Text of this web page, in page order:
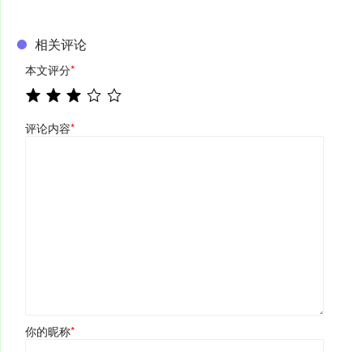
相关评论
本文评分*
评论内容*
你的昵称*